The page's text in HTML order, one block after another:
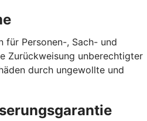
für Personen-, Sach- und
Zurückweisung unberechtigter
durch ungewollte und